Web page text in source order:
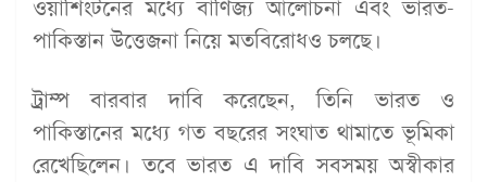
ওয়াশিংটনের মধ্যে বাণিজ্য আলোচনা এবং ভারত-
পাকিস্তান উত্তেজনা নিয়ে মতবিরোধও চলছে।
ট্রাম্প বারবার দাবি করেছেন, তিনি ভারত ও
পাকিস্তানের মধ্যে গত বছরের সংঘাত থামাতে ভূমিকা
রেখেছিলেন। তবে ভারত এ দাবি সবসময় অস্বীকার